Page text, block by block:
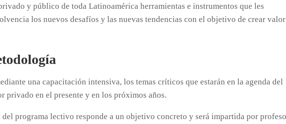
y público de toda Latinoamérica herramientas e instrumentos que les
los nuevos desafíos y las nuevas tendencias con el objetivo de crear
una capacitación intensiva, los temas críticos que estarán en la agenda del
privado en el presente y en los próximos años.
del programa lectivo responde a un objetivo concreto y será impartida por